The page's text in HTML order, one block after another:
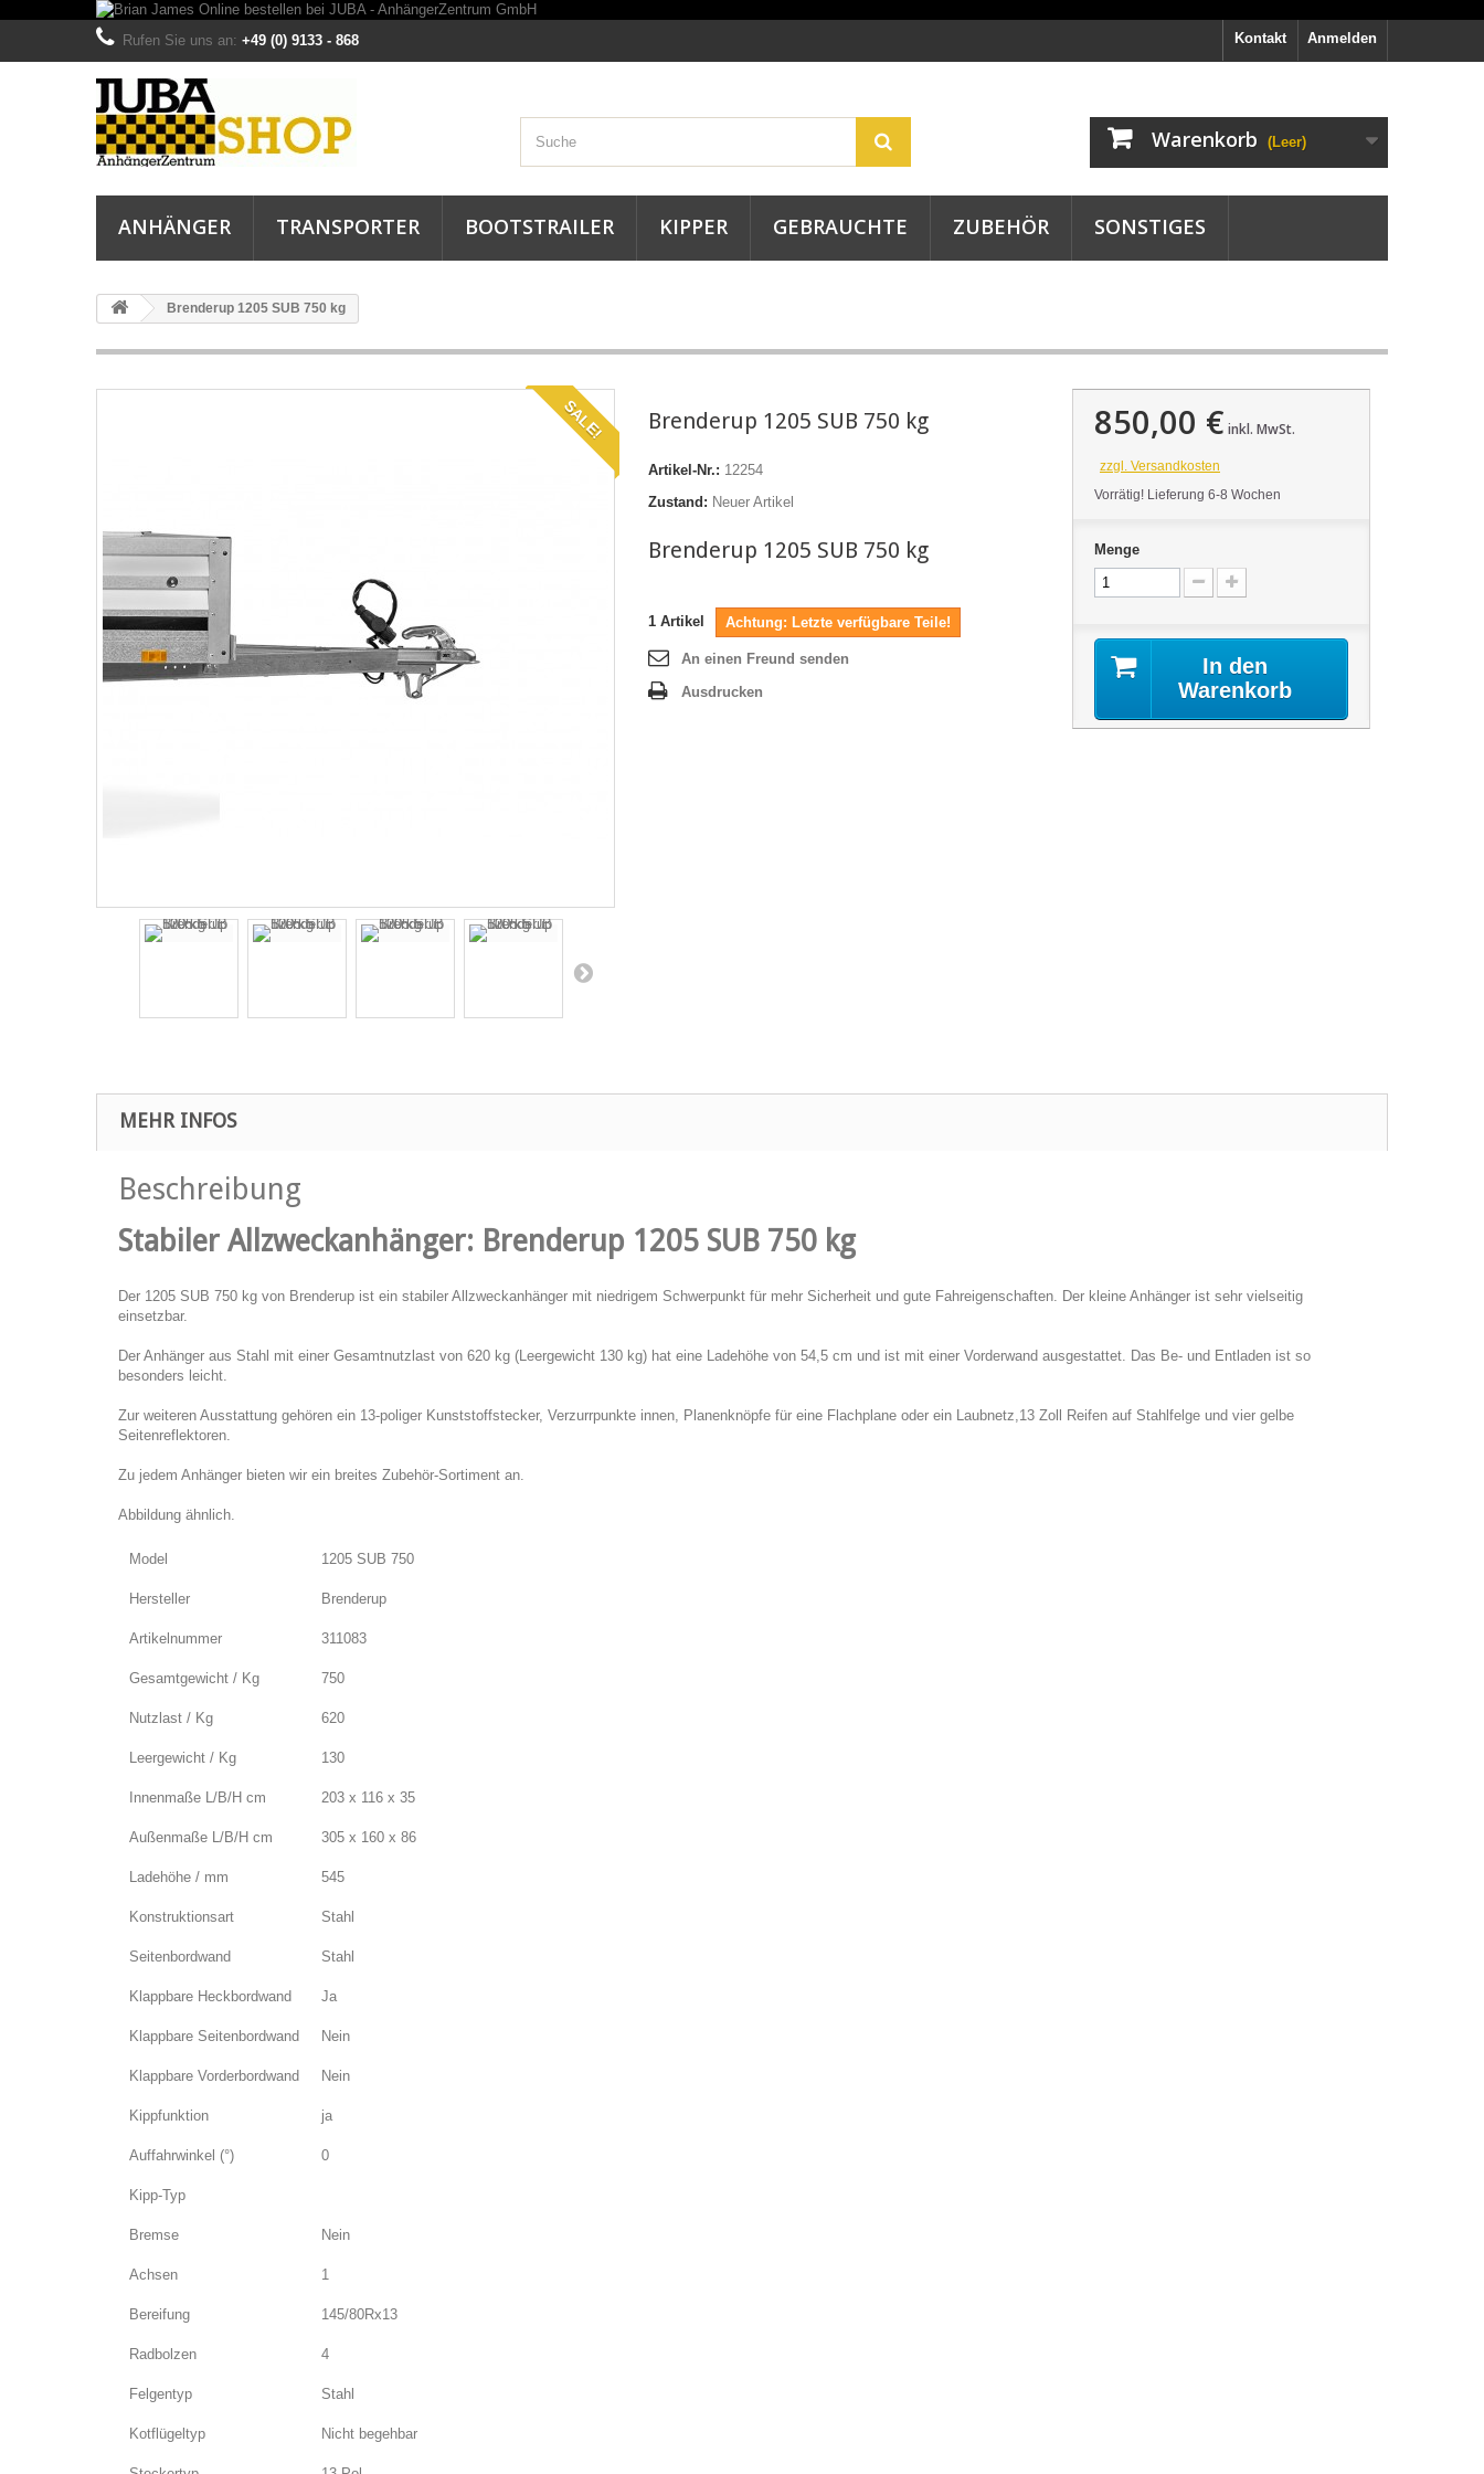
Anmelden
Kontakt
Rufen Sie uns an: +49 (0) 9133 - 868
Warenkorb (Leer)
ANHÄNGER TRANSPORTER BOOTSTRAILER KIPPER GEBRAUCHTE ZUBEHÖR SONSTIGES
Brenderup 1205 SUB 750 kg
SALE! Brenderup 1205 SUB 750 kg
Artikel-Nr.: 12254
Zustand: Neuer Artikel
Brenderup 1205 SUB 750 kg
1 Artikel Achtung: Letzte verfügbare Teile!
An einen Freund senden
Ausdrucken
850,00 € inkl. MwSt.
zzgl. Versandkosten
Vorrätig! Lieferung 6-8 Wochen
Menge
In den
Warenkorb
MEHR INFOS
Beschreibung
Stabiler Allzweckanhänger: Brenderup 1205 SUB 750 kg
Der 1205 SUB 750 kg von Brenderup ist ein stabiler Allzweckanhänger mit niedrigem Schwerpunkt für mehr Sicherheit und gute Fahreigenschaften. Der kleine Anhänger ist sehr vielseitig
einsetzbar.
Der Anhänger aus Stahl mit einer Gesamtnutzlast von 620 kg (Leergewicht 130 kg) hat eine Ladehöhe von 54,5 cm und ist mit einer Vorderwand ausgestattet. Das Be- und Entladen ist so
besonders leicht.
Zur weiteren Ausstattung gehören ein 13-poliger Kunststoffstecker, Verzurrpunkte innen, Planenknöpfe für eine Flachplane oder ein Laubnetz,13 Zoll Reifen auf Stahlfelge und vier gelbe
Seitenreflektoren.
Zu jedem Anhänger bieten wir ein breites Zubehör-Sortiment an.
Abbildung ähnlich.
Model 1205 SUB 750
Hersteller Brenderup
Artikelnummer 311083
Gesamtgewicht / Kg 750
Nutzlast / Kg 620
Leergewicht / Kg 130
Innenmaße L/B/H cm 203 x 116 x 35
Außenmaße L/B/H cm 305 x 160 x 86
Ladehöhe / mm 545
Konstruktionsart Stahl
Seitenbordwand Stahl
Klappbare Heckbordwand Ja
Klappbare Seitenbordwand Nein
Klappbare Vorderbordwand Nein
Kippfunktion ja
Auffahrwinkel (°) 0
Kipp-Typ
Bremse Nein
Achsen 1
Bereifung 145/80Rx13
Radbolzen 4
Felgentyp Stahl
Kotflügeltyp Nicht begehbar